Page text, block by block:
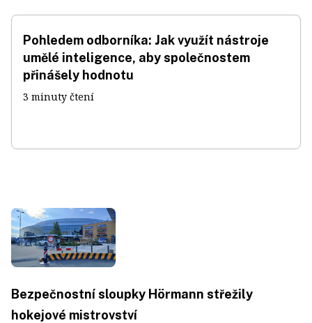
Pohledem odborníka: Jak využít nástroje
umělé inteligence, aby společnostem
přinášely hodnotu
3 minuty čtení
Bezpečnostní sloupky Hörmann střežily
hokejové mistrovství